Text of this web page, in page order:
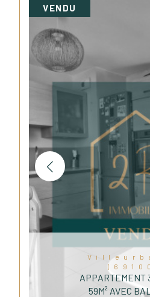
VENDU
Villeurbanne
APPARTEMENT
59M² AVEC